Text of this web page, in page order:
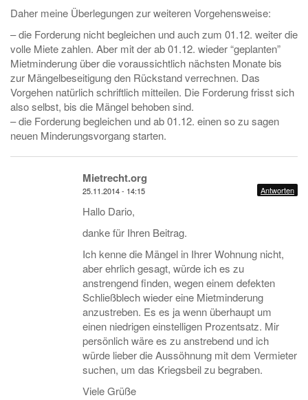
Daher meine Überlegungen zur weiteren Vorgehensweise:
– die Forderung nicht begleichen und auch zum 01.12. weiter die
volle Miete zahlen. Aber mit der ab 01.12. wieder “geplanten”
Mietminderung über die voraussichtlich nächsten Monate bis
zur Mängelbeseitigung den Rückstand verrechnen. Das
Vorgehen natürlich schriftlich mitteilen. Die Forderung frisst sich
also selbst, bis die Mängel behoben sind.
– die Forderung begleichen und ab 01.12. einen so zu sagen
neuen Minderungsvorgang starten.
Mietrecht.org
25.11.2014 - 14:15 Antworten
Hallo Dario,
danke für Ihren Beitrag.
Ich kenne die Mängel in Ihrer Wohnung nicht,
aber ehrlich gesagt, würde ich es zu
anstrengend finden, wegen einem defekten
Schließblech wieder eine Mietminderung
anzustreben. Es es ja wenn überhaupt um
einen niedrigen einstelligen Prozentsatz. Mir
persönlich wäre es zu anstrebend und ich
würde lieber die Aussöhnung mit dem Vermieter
suchen, um das Kriegsbeil zu begraben.
Viele Grüße